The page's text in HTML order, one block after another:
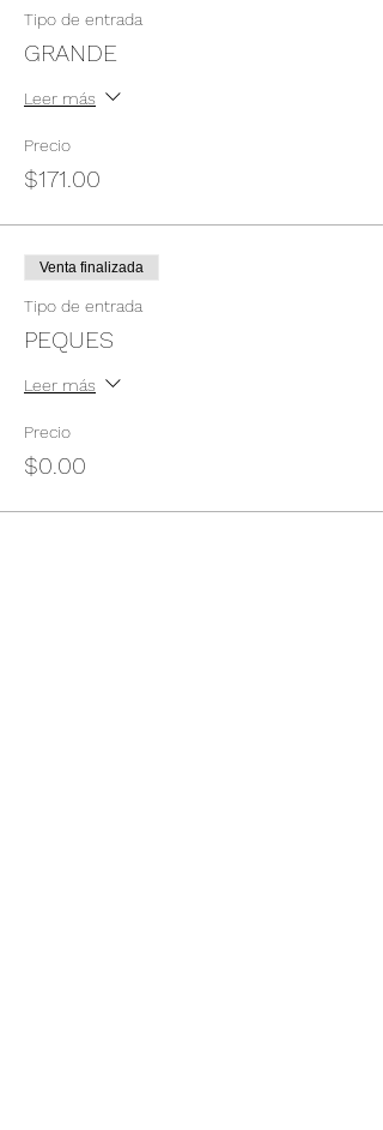
Tipo de entrada
GRANDE
Leer más
Precio
$171.00
Venta finalizada
Tipo de entrada
PEQUES
Leer más
Precio
$0.00